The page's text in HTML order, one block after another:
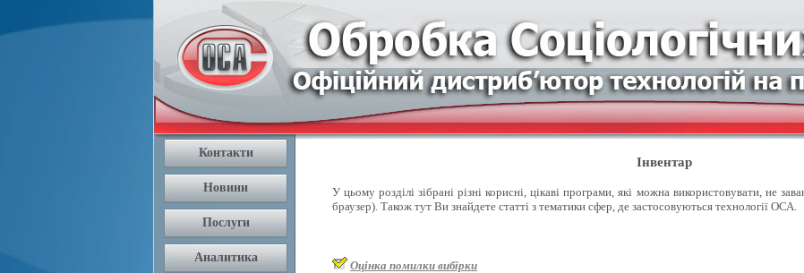
Інвентар
У цьому розділі зібрані різні корисні, цікаві програми, які можна використовувати, не
браузер). Також тут Ви знайдете статті з тематики сфер, де застосовуються технології ОСА.
Оцінка помилки вибірки